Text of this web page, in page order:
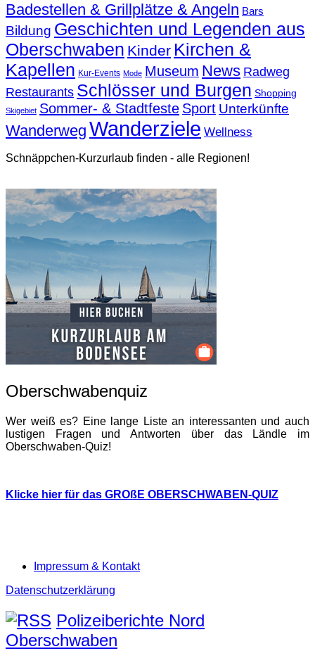
Badestellen & Grillplätze & Angeln Bars
Bildung Geschichten und Legenden aus
Oberschwaben Kinder Kirchen &
Kapellen Kur-Events Mode Museum News Radweg
Restaurants Schlösser und Burgen Shopping
Skigebiet Sommer- & Stadtfeste Sport Unterkünfte
Wanderweg Wanderziele Wellness
Schnäppchen-Kurzurlaub finden - alle Regionen!
Oberschwabenquiz
Wer weiß es? Eine lange Liste an interessanten und auch
lustigen Fragen und Antworten über das Ländle im
Oberschwaben-Quiz!
Klicke hier für das GROßE OBERSCHWABEN-QUIZ
Impressum & Kontakt
Datenschutzerklärung
Polizeiberichte Nord
Oberschwaben